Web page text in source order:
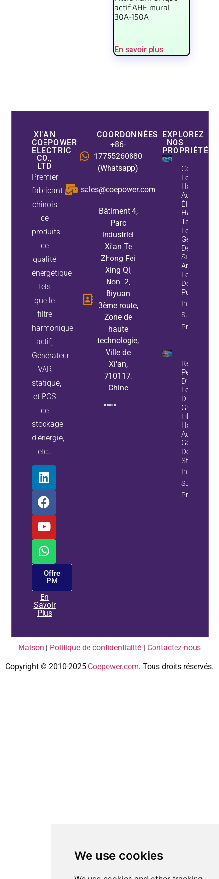
We use cookies
actif AHF mural
30A-150A
En savoir plus
XI'AN
COEPOWER
ELECTRIC
CO.,
LTD
Premier
fabricant
chinois
de
produits
de
qualité
énergétique
tels
que le
filtre
harmonique
actif,
Générateur
VAR
statique,
et PCS
de
stockage
d'énergie,
etc..
Offre
PM
En
Savoir
Plus
COORDONNÉES
+86-
17755260880
(Whatsapp)
sales@coepower.com
Bâtiment 4,
Parc
industriel
Xi'an Te
Zhong Fei
Xing Qi,
Non. 2,
Biyuan
3ème route,
Zone de
haute
technologie,
Ville de
Xi'an,
710117,
Chine
EXPLOREZ
NOS
PROPRIÉTÉS
Comment
Les Filtres
Actifs
Éliminent
Tandis Que
Les
De
Statiques
Améliorent
Le Facteur
De
Puissance
Sur La
Propriété
Réduisez
Pertes
D’énergie
Les Pannes
Grâce Aux
Filtres
Actifs Et
De
Statiques
Sur La
Propriété
Maison | Politique de confidentialité | Contactez-nous
Copyright © 2010-2025 Coepower.com. Tous droits réservés.